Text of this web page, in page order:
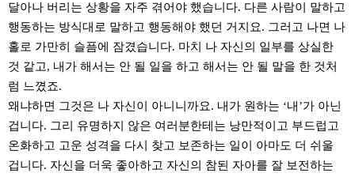
달아나 버리는 상황을 자주 겪어야 했습니다. 다른 사람이 말하고
행동하는 방식대로 말하고 행동해야 했던 거지요. 그러고 나면 나
홀로 가만히 슬픔에 잠겼습니다. 마치 나 자신의 일부를 상실한
것 같고, 내가 해서는 안 될 일을 하고 해서는 안 될 말을 한 것처
럼 느꼈죠.
왜냐하면 그것은 나 자신이 아니니까요. 내가 원하는 ‘내’가 아닌
겁니다. 그리 유명하지 않은 여러분한테는 낭만적이고 부드럽고
온화하고 고운 성격을 다시 찾고 보존하는 일이 아마도 더 쉬울
겁니다. 자신을 더욱 좋아하고 자신의 참된 자아를 잘 보전하는